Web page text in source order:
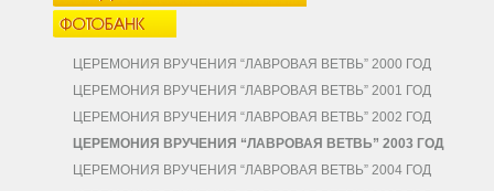
ЦЕРЕМОНИЯ ВРУЧЕНИЯ “ЛАВРОВАЯ ВЕТВЬ” 2000 ГОД
ЦЕРЕМОНИЯ ВРУЧЕНИЯ “ЛАВРОВАЯ ВЕТВЬ” 2001 ГОД
ЦЕРЕМОНИЯ ВРУЧЕНИЯ “ЛАВРОВАЯ ВЕТВЬ” 2002 ГОД
ЦЕРЕМОНИЯ ВРУЧЕНИЯ “ЛАВРОВАЯ ВЕТВЬ” 2003 ГОД
ЦЕРЕМОНИЯ ВРУЧЕНИЯ “ЛАВРОВАЯ ВЕТВЬ” 2004 ГОД